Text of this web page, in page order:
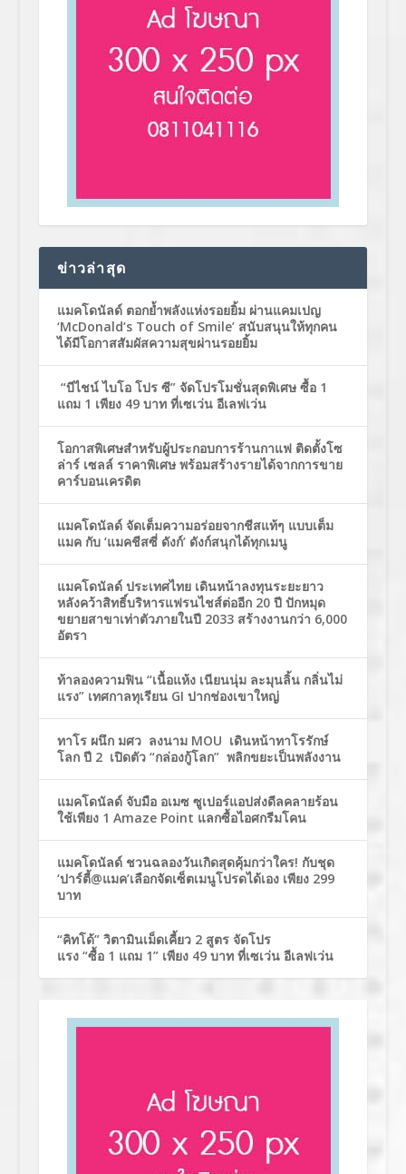
ข่าวล่าสุด
แมคโดนัลด์ ตอกย้ำพลังแห่งรอยยิ้ม ผ่านแคมเปญ
‘McDonald’s Touch of Smile’ สนับสนุนให้ทุกคน
ได้มีโอกาสสัมผัสความสุขผ่านรอยยิ้ม
“บีไชน์ ไบโอ โปร ซี” จัดโปรโมชั่นสุดพิเศษ ซื้อ 1
แถม 1 เพียง 49 บาท ที่เซเว่น อีเลฟเว่น
โอกาสพิเศษสำหรับผู้ประกอบการร้านกาแฟ ติดตั้งโซ
ล่าร์ เซลล์ ราคาพิเศษ พร้อมสร้างรายได้จากการขาย
คาร์บอนเครดิต
แมคโดนัลด์ จัดเต็มความอร่อยจากชีสแท้ๆ แบบเต็ม
แมค กับ ‘แมคชีสซี่ ดังก์’ ดังก์สนุกได้ทุกเมนู
แมคโดนัลด์ ประเทศไทย เดินหน้าลงทุนระยะยาว
หลังคว้าสิทธิ์บริหารแฟรนไชส์ต่ออีก 20 ปี ปักหมุด
ขยายสาขาเท่าตัวภายในปี 2033 สร้างงานกว่า 6,000
อัตรา
ท้าลองความฟิน “เนื้อแห้ง เนียนนุ่ม ละมุนลิ้น กลิ่นไม่
แรง” เทศกาลทุเรียน GI ปากช่องเขาใหญ่
ทาโร ผนึก มศว ลงนาม MOU เดินหน้าทาโรรักษ์
โลก ปี 2 เปิดตัว “กล่องกู้โลก” พลิกขยะเป็นพลังงาน
แมคโดนัลด์ จับมือ อเมซ ซูเปอร์แอปส่งดีลคลายร้อน
ใช้เพียง 1 Amaze Point แลกซื้อไอศกรีมโคน
แมคโดนัลด์ ชวนฉลองวันเกิดสุดคุ้มกว่าใคร! กับชุด
‘ปาร์ตี้@แมค’เลือกจัดเซ็ตเมนูโปรดได้เอง เพียง 299
บาท
“คิทโด้” วิตามินเม็ดเคี้ยว 2 สูตร จัดโปร
แรง “ซื้อ 1 แถม 1” เพียง 49 บาท ที่เซเว่น อีเลฟเว่น